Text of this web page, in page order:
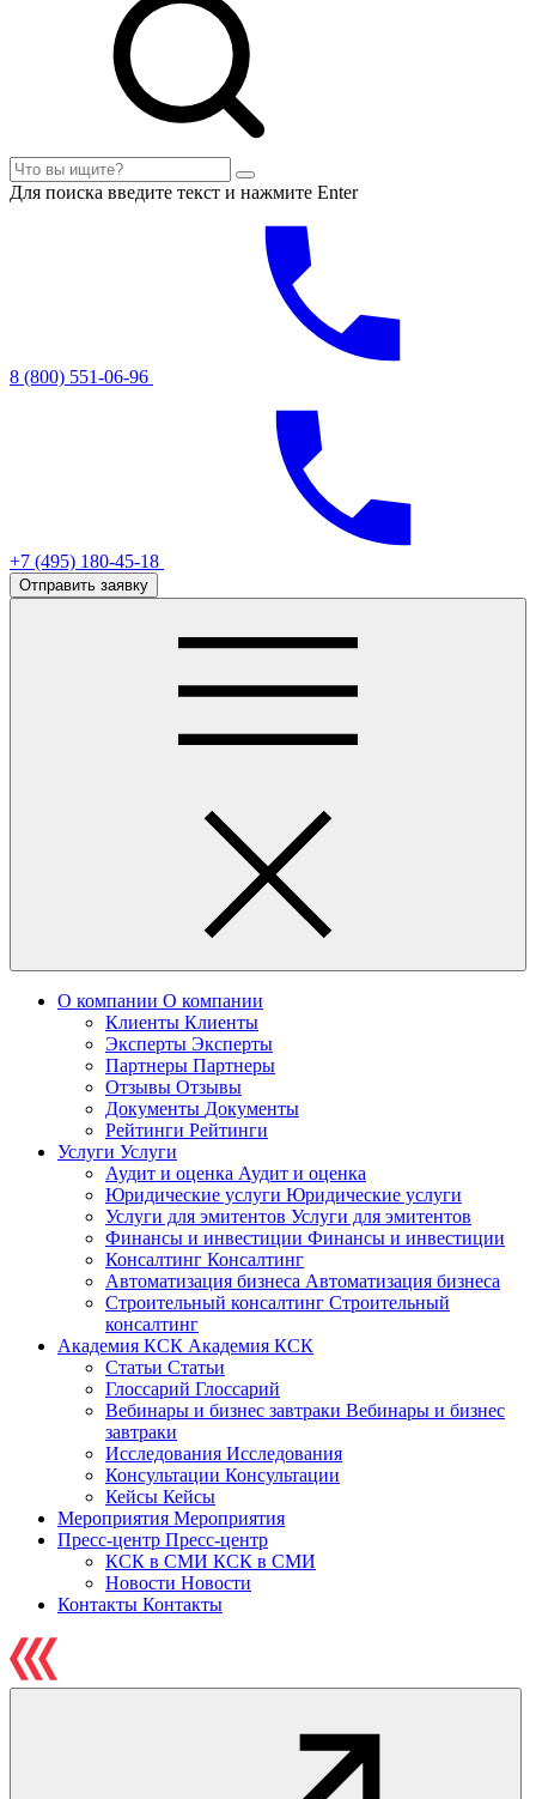
Для поиска введите текст и нажмите Enter
8 (800) 551-06-96
+7 (495) 180-45-18
Отправить заявку
О компании О компании
Клиенты Клиенты
Эксперты Эксперты
Партнеры Партнеры
Отзывы Отзывы
Документы Документы
Рейтинги Рейтинги
Услуги Услуги
Аудит и оценка Аудит и оценка
Юридические услуги Юридические услуги
Услуги для эмитентов Услуги для эмитентов
Финансы и инвестиции Финансы и инвестиции
Консалтинг Консалтинг
Автоматизация бизнеса Автоматизация бизнеса
Строительный консалтинг Строительный
консалтинг
Академия КСК Академия КСК
Статьи Статьи
Глоссарий Глоссарий
Вебинары и бизнес завтраки Вебинары и бизнес
завтраки
Исследования Исследования
Консультации Консультации
Кейсы Кейсы
Мероприятия Мероприятия
Пресс-центр Пресс-центр
КСК в СМИ КСК в СМИ
Новости Новости
Контакты Контакты